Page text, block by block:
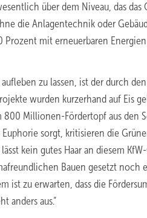
über dem Niveau, das
die Anlagentechnik oder
Prozent mit erneuerbaren
zu lassen, ist der durch
wurden kurzerhand auf Eis
Millionen-Fördertopf aus den
sorgt, kritisieren die
kein gutes Haar an diesem
Bauen gesetzt noch
ist zu erwarten, dass die
anders aus.“